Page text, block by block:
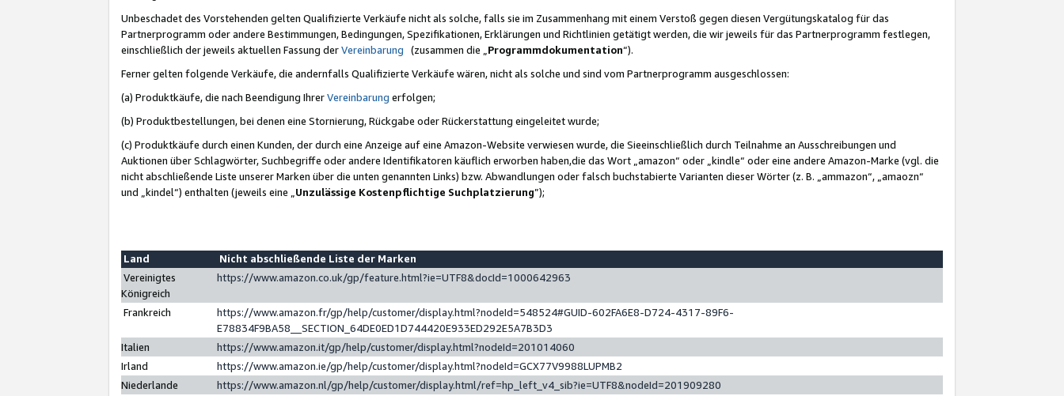
Unbeschadet des Vorstehenden gelten Qualifizierte Verkäufe nicht als solche, falls sie im Zusammenhang mit einem Verstoß gegen diesen Vergütungskatalog für das
Partnerprogramm oder andere Bestimmungen, Bedingungen, Spezifikationen, Erklärungen und Richtlinien getätigt werden, die wir jeweils für das Partnerprogramm festlegen,
einschließlich der jeweils aktuellen Fassung derVereinbarung (zusammen die „ Programmdokumentation“).
Ferner gelten folgende Verkäufe, die andernfalls Qualifizierte Verkäufe wären, nicht als solche und sind vom Partnerprogramm ausgeschlossen:
(a) Produktkäufe, die nach Beendigung IhrerVereinbarung erfolgen;
(b) Produktbestellungen, bei denen eine Stornierung, Rückgabe oder Rückerstattung eingeleitet wurde;
(c) Produktkäufe durch einen Kunden, der durch eine Anzeige auf eine Amazon-Website verwiesen wurde, die Sieeinschließlich durch Teilnahme an Ausschreibungen und
Auktionen über Schlagwörter, Suchbegriffe oder andere Identifikatoren käuflich erworben haben,die das Wort „amazon“ oder „kindle“ oder eine andere Amazon-Marke (vgl. die
nicht abschließende Liste unserer Marken über die unten genannten Links) bzw. Abwandlungen oder falsch buchstabierte Varianten dieser Wörter (z. B. „ammazon“, „amaozn“
und „kindel“) enthalten (jeweils eine „ Unzulässige Kostenpflichtige Suchplatzierung”);
Land
Nicht abschließende Liste der Marken
Vereinigtes
Königreich
https://www.amazon.co.uk/gp/feature.html?ie=UTF8&docId=1000642963
Frankreich
https://www.amazon.fr/gp/help/customer/display.html?nodeId=548524#GUID-602FA6E8-D724-4317-89F6-
E78834F9BA58__SECTION_64DE0ED1D744420E933ED292E5A7B3D3
Italien
https://www.amazon.it/gp/help/customer/display.html?nodeId=201014060
Irland
https://www.amazon.ie/gp/help/customer/display.html?nodeId=GCX77V9988LUPMB2
Niederlande
https://www.amazon.nl/gp/help/customer/display.html/ref=hp_left_v4_sib?ie=UTF8&nodeId=201909280